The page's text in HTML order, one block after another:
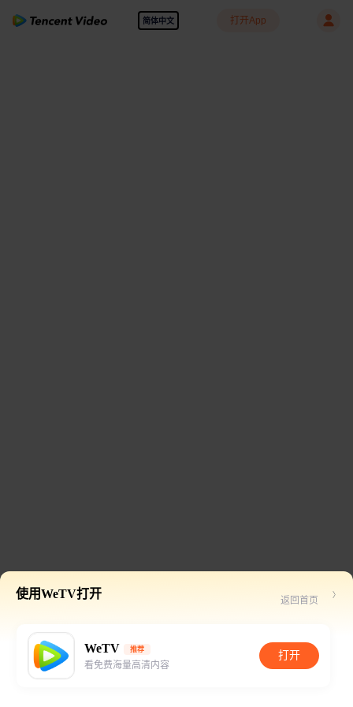
简体中文 打开App
使用WeTV打开 返回首页
WeTV 推荐
看免费海量高清内容
打开